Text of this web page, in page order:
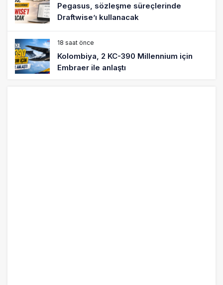
Pegasus, sözleşme süreçlerinde
Draftwise’ı kullanacak
18 saat önce
Kolombiya, 2 KC-390 Millennium için
Embraer ile anlaştı